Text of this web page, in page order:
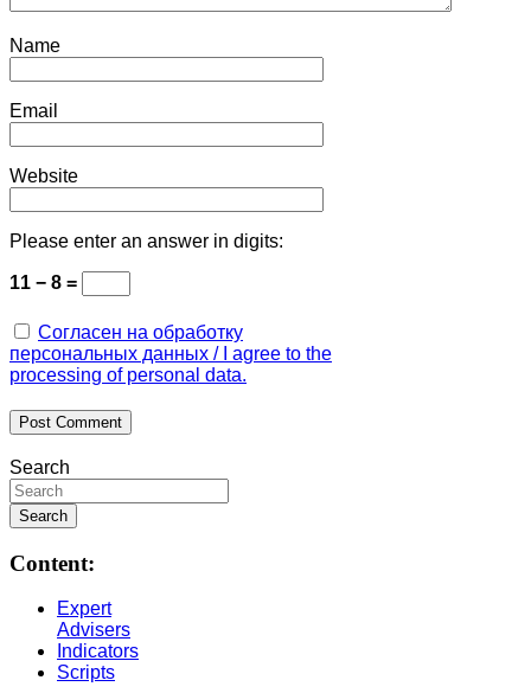
Name
Email
Website
Please enter an answer in digits:
11 − 8 =
Согласен на обработку
персональных данных / I agree to the
processing of personal data.
Search
Content:
Expert
Advisers
Indicators
Scripts